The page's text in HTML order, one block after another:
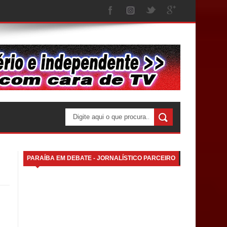
PARAÍBA EM DEBATE - JORNALÍSTICO PARCEIRO